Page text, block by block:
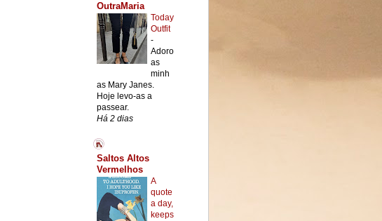
OutraMaria
Today
Outfit
-
Adoro
as
minh
as Mary Janes.
Hoje levo-as a
passear.
Há 2 dias
Saltos Altos
Vermelhos
A
quote
a day,
keeps